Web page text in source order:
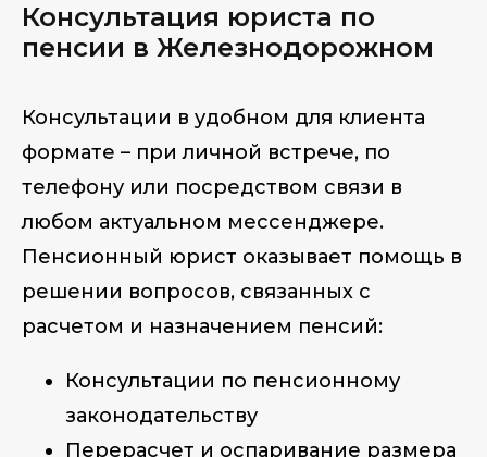
Консультация юриста по
пенсии в Железнодорожном
Консультации в удобном для клиента
формате – при личной встрече, по
телефону или посредством связи в
любом актуальном мессенджере.
Пенсионный юрист оказывает помощь в
решении вопросов, связанных с
расчетом и назначением пенсий:
Консультации по пенсионному
законодательству
Перерасчет и оспаривание размера